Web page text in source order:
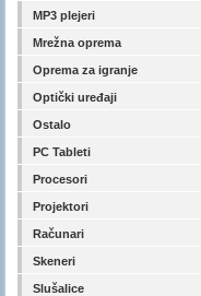
MP3 plejeri
Mrežna oprema
Oprema za igranje
Optički uređaji
Ostalo
PC Tableti
Procesori
Projektori
Računari
Skeneri
Slušalice